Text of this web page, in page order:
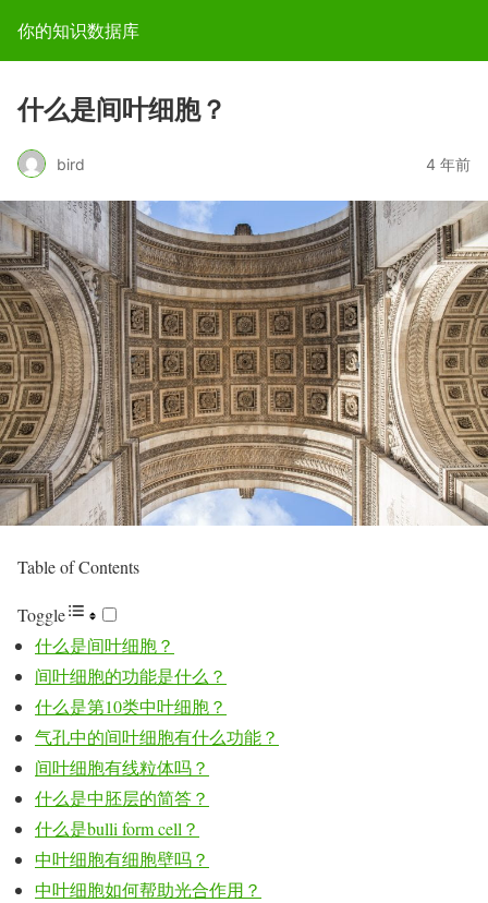
你的知识数据库
什么是间叶细胞？
bird 4 年前
Table of Contents
Toggle
什么是间叶细胞？
间叶细胞的功能是什么？
什么是第10类中叶细胞？
气孔中的间叶细胞有什么功能？
间叶细胞有线粒体吗？
什么是中胚层的简答？
什么是bulli form cell？
中叶细胞有细胞壁吗？
中叶细胞如何帮助光合作用？